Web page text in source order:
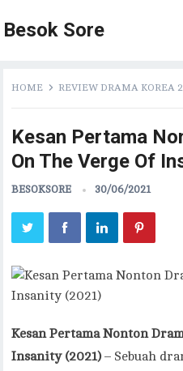
Besok Sore
HOME REVIEW DRAMA KOREA
Kesan Pertama
On The Verge Of
BESOKSORE 30/06/2021
Kesan Pertama Nonton
Insanity (2021)– Sebuah